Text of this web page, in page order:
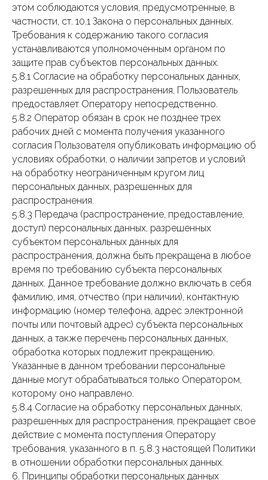
этом соблюдаются условия, предусмотренные, в
частности, ст. 10.1 Закона о персональных данных.
Требования к содержанию такого согласия
устанавливаются уполномоченным органом по
защите прав субъектов персональных данных.
5.8.1 Согласие на обработку персональных данных,
разрешенных для распространения, Пользователь
предоставляет Оператору непосредственно.
5.8.2 Оператор обязан в срок не позднее трех
рабочих дней с момента получения указанного
согласия Пользователя опубликовать информацию об
условиях обработки, о наличии запретов и условий
на обработку неограниченным кругом лиц
персональных данных, разрешенных для
распространения.
5.8.3 Передача (распространение, предоставление,
доступ) персональных данных, разрешенных
субъектом персональных данных для
распространения, должна быть прекращена в любое
время по требованию субъекта персональных
данных. Данное требование должно включать в себя
фамилию, имя, отчество (при наличии), контактную
информацию (номер телефона, адрес электронной
почты или почтовый адрес) субъекта персональных
данных, а также перечень персональных данных,
обработка которых подлежит прекращению.
Указанные в данном требовании персональные
данные могут обрабатываться только Оператором,
которому оно направлено.
5.8.4 Согласие на обработку персональных данных,
разрешенных для распространения, прекращает свое
действие с момента поступления Оператору
требования, указанного в п. 5.8.3 настоящей Политики
в отношении обработки персональных данных.
6. Принципы обработки персональных данных